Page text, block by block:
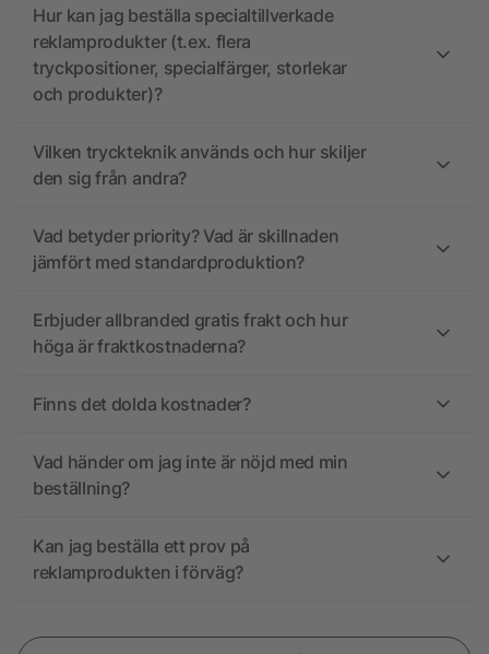
Hur kan jag beställa specialtillverkade
reklamprodukter (t.ex. flera
tryckpositioner, specialfärger, storlekar
och produkter)?
Vilken tryckteknik används och hur skiljer
den sig från andra?
Vad betyder priority? Vad är skillnaden
jämfört med standardproduktion?
Erbjuder allbranded gratis frakt och hur
höga är fraktkostnaderna?
Finns det dolda kostnader?
Vad händer om jag inte är nöjd med min
beställning?
Kan jag beställa ett prov på
reklamprodukten i förväg?